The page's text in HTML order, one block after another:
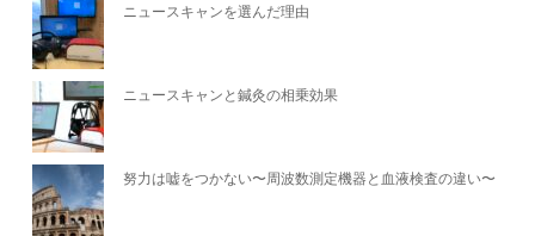
ニュースキャンを選んだ理由
ニュースキャンと鍼灸の相乗効果
努力は嘘をつかない〜周波数測定機器と血液検査の違い〜